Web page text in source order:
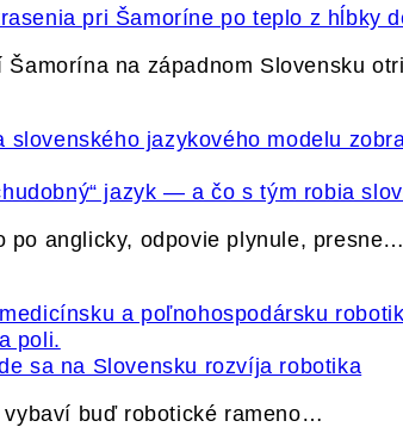
pri Šamoríne po teplo z hĺbky
na západnom Slovensku
jazyk — a čo s tým robia
po anglicky, odpovie plynule, presne…
sa na Slovensku rozvíja robotika
buď robotické rameno…